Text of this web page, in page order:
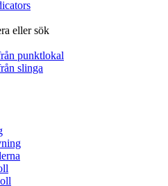
eller sök
punktlokal
slinga